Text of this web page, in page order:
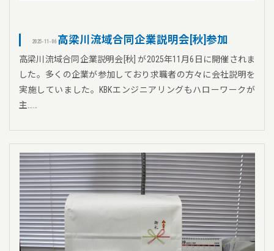
2025-11-06 高梁川流域合同企業説明会[秋]参加
高梁川流域合同企業説明会[秋] が2025年11月6日に開催されま
した。多くの企業が参加しており求職者の方々に会社説明を
実施していました。KBKエンジニアリングもハローワークが
主……